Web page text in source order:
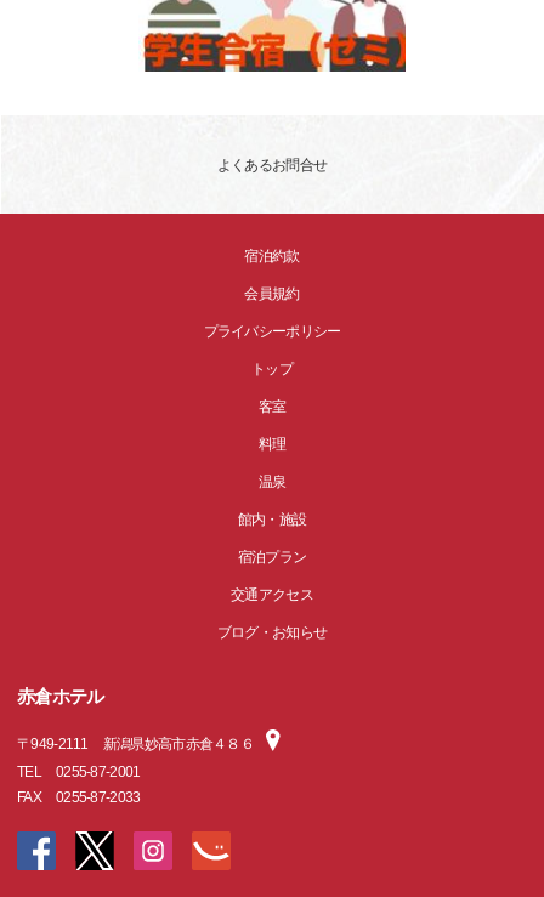
よくあるお問合せ
宿泊約款
会員規約
プライバシーポリシー
トップ
客室
料理
温泉
館内・施設
宿泊プラン
交通アクセス
ブログ・お知らせ
赤倉ホテル
〒949-2111
新潟県妙高市赤倉４８６
TEL
0255-87-2001
FAX
0255-87-2033